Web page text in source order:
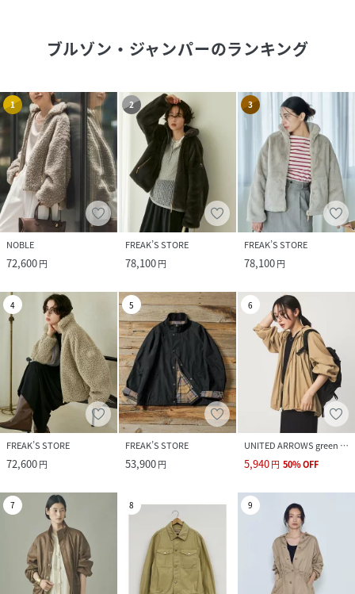
ブルゾン・ジャンパーのランキング
1
NOBLE
72,600円
2
FREAK’S STORE
78,100円
3
FREAK’S STORE
78,100円
4
FREAK’S STORE
72,600円
5
FREAK’S STORE
53,900円
6
UNITED ARROWS green label relaxing
5,940円 50%OFF
7 8 9